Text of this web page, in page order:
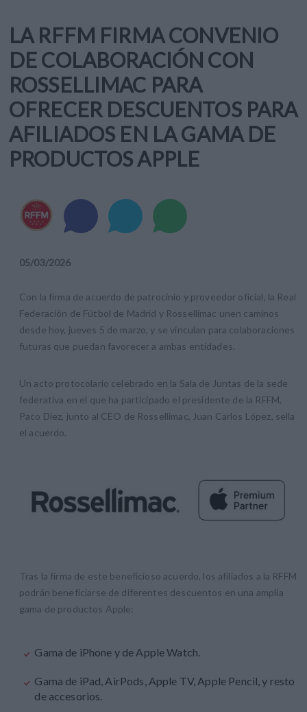
LA RFFM FIRMA CONVENIO
DE COLABORACIÓN CON
ROSSELLIMAC PARA
OFRECER DESCUENTOS PARA
AFILIADOS EN LA GAMA DE
PRODUCTOS APPLE
05/03/2026
Con la firma de acuerdo de patrocinio y proveedor oficial, la Real
Federación de Fútbol de Madrid y Rossellimac unen caminos
desde hoy, jueves 5 de marzo, y se vinculan para colaboraciones
futuras que puedan favorecer a ambas entidades.
Un acto protocolario celebrado en la Sala de Juntas de la sede
federativa en el que ha participado el presidente de la RFFM,
Paco Díez, junto al CEO de Rossellimac, Juan Carlos López, sella
el acuerdo.
Tras la firma de este beneficioso acuerdo, los afiliados a la RFFM
podrán beneficiarse de diferentes descuentos en una amplia
gama de productos Apple:
Gama de iPhone y de Apple Watch.
Gama de iPad, AirPods, Apple TV, Apple Pencil, y resto
de accesorios.